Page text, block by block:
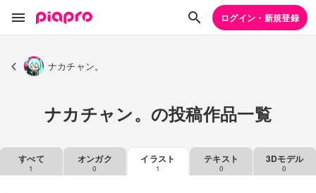
ログイン・新規登録
ナカチャン。
ナカチャン。の投稿作品一覧
すべて
1
オンガク
0
イラスト
1
テキスト
0
3Dモデル
0